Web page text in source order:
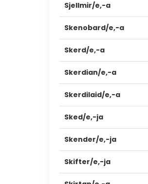
Sjellmir/e,-a
Skenobard/e,-a
Skerd/e,-a
Skerdian/e,-a
Skerdilaid/e,-a
Sked/e,-ja
Skender/e,-ja
Skifter/e,-ja